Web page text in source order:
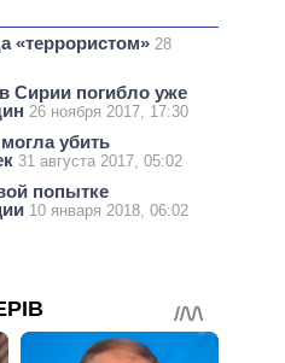
«террористом» 28
Сирии погибло уже
26 ноября 2017, 17:30
убить
31 августа 2017, 05:02
попытке
10 января 2018, 06:02